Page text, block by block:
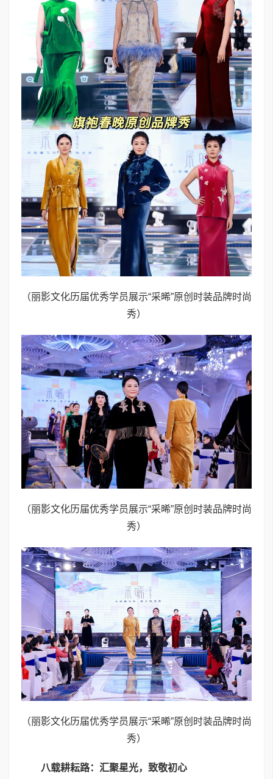
（丽影文化历届优秀学员展示“采晞”原创时装品牌时尚
秀）
（丽影文化历届优秀学员展示“采晞”原创时装品牌时尚
秀）
（丽影文化历届优秀学员展示“采晞”原创时装品牌时尚
秀）
八载耕耘路：汇聚星光，致敬初心